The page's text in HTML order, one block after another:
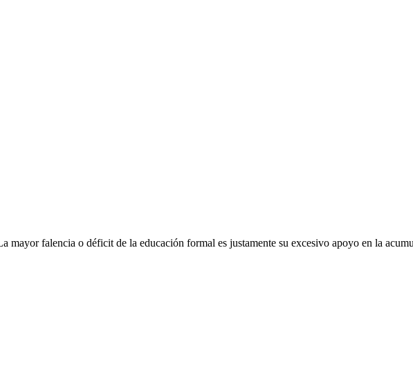
falencia o déficit de la educación formal es justamente su excesivo apoyo en la